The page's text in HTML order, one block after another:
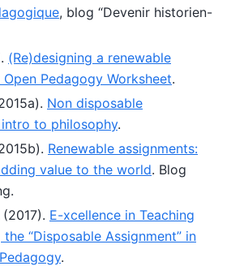
, blog “Devenir historien-
(Re)designing a renewable
Pedagogy Worksheet.
Non disposable
to philosophy.
Renewable assignments:
value to the world. Blog
E-xcellence in Teaching
“Disposable Assignment” in
.